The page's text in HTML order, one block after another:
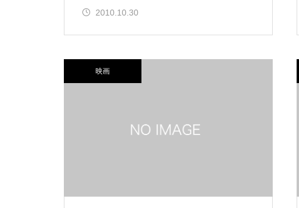
2010.10.30
映画